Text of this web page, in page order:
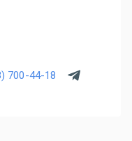
700-44-18